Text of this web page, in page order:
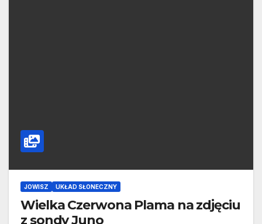
JOWISZ UKŁAD SŁONECZNY
Wielka Czerwona Plama na zdjęciu
z sondy Juno